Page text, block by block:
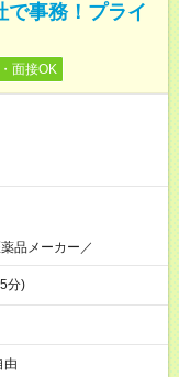
で事務！プライ
面接OK
品メーカー／
分)
由